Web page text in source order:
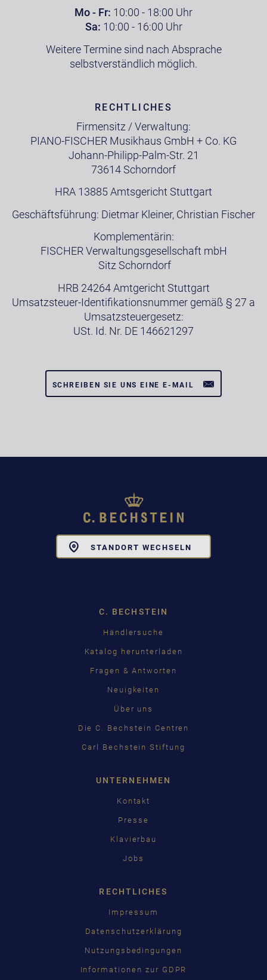
Mo - Fr: 10:00 - 18:00 Uhr
Sa: 10:00 - 16:00 Uhr
Weitere Termine sind nach Absprache
selbstverständlich möglich.
RECHTLICHES
Firmensitz / Verwaltung:
PIANO-FISCHER Musikhaus GmbH + Co. KG
Johann-Philipp-Palm-Str. 21
73614 Schorndorf
HRA 13885 Amtsgericht Stuttgart
Geschäftsführung: Dietmar Kleiner, Christian Fischer
Komplementärin:
FISCHER Verwaltungsgesellschaft mbH
Sitz Schorndorf
HRB 24264 Amtgericht Stuttgart
Umsatzsteuer-Identifikationsnummer gemäß § 27 a
Umsatzsteuergesetz:
USt. Id. Nr. DE 146621297
SCHREIBEN SIE UNS EINE E-MAIL
STANDORT WECHSELN
C. BECHSTEIN
Händlersuche
Katalog herunterladen
Fragen & Antworten
Neuigkeiten
Über uns
Die C. Bechstein Centren
Carl Bechstein Stiftung
UNTERNEHMEN
Kontakt
Presse
Klavierbau
Jobs
RECHTLICHES
Impressum
Datenschutzerklärung
Nutzungsbedingungen
Informationen zur GDPR